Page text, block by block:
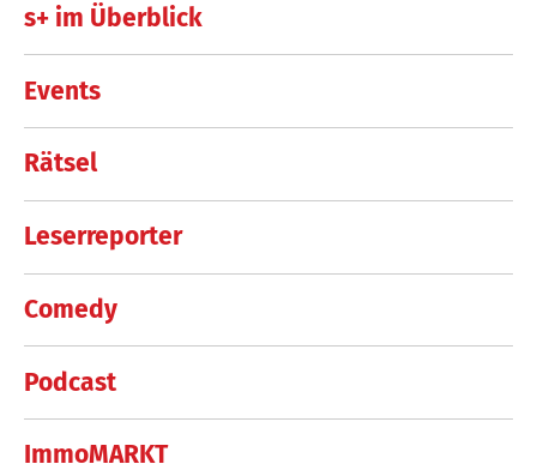
s+ im Überblick
Events
Rätsel
Leserreporter
Comedy
Podcast
ImmoMARKT